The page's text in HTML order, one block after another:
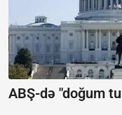
ABŞ-də "doğum